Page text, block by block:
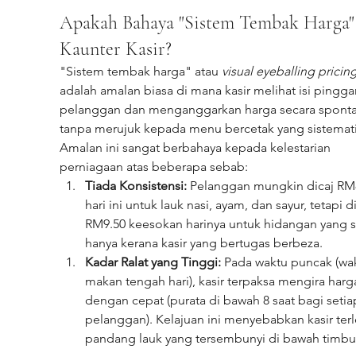
Apakah Bahaya "Sistem Tembak
Kaunter Kasir?
"Sistem tembak harga" atau visual eyeballing
adalah amalan biasa di mana kasir melihat isi
pelanggan dan menganggarkan harga secara
tanpa merujuk kepada menu bercetak yang
Amalan ini sangat berbahaya kepada kelestarian
perniagaan atas beberapa sebab:
Tiada Konsistensi: Pelanggan mungkin dicaj
hari ini untuk lauk nasi, ayam, dan sayur, tetapi
RM9.50 keesokan harinya untuk hidangan yang
hanya kerana kasir yang bertugas berbeza.
Kadar Ralat yang Tinggi: Pada waktu puncak
makan tengah hari), kasir terpaksa mengira
dengan cepat (purata di bawah 8 saat bagi
pelanggan). Kelajuan ini menyebabkan kasir
pandang lauk yang tersembunyi di bawah